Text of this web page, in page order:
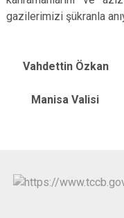
gazilerimizi şükranla
Vahdettin Özkan
Manisa Valisi